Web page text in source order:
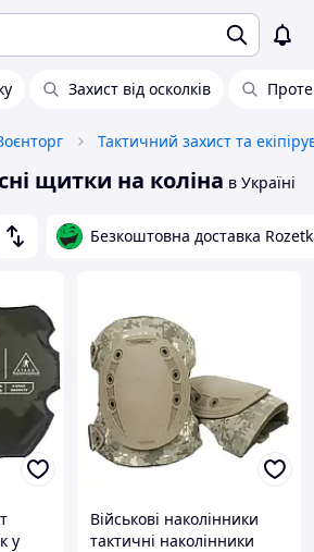
Захист від осколків
Тактичний захист та
щитки на коліна в Україні
Безкоштовна доставка
у
Військові наколінники
тактичні наколінники